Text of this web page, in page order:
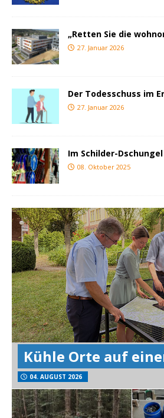
„Retten Sie die
27. Januar 2026
Der Todesschuss im
27. Januar 2026
Im Schilder-
08. Oktober 2025
Kühle Orte auf
04. AUGUST 2026